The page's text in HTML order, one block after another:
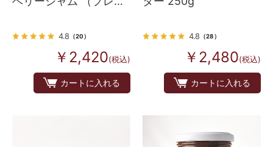
4.8 （20）
￥2,420(税込)
カートに入れる
4.8 （28）
￥2,480(税込)
カートに入れる